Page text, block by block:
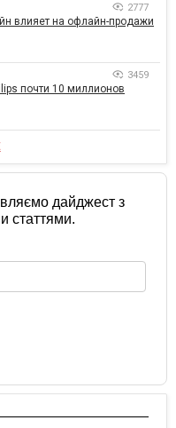
2777
влияет на офлайн-продажи
3459
почти 10 миллионов
дайджест з
статтями.